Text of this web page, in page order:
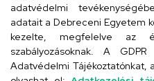
Szervezeti
adatvédelmi
adatait a Debreceni Egyetem
kezelte, megfelelve az
szabályozásoknak. A
Adatvédelmi Tájékoztatónkat,